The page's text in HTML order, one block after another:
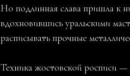
Но подлинная слава пришла к
вдохновившись уральскими
расписывать прочные
Техника жостовской росписи —